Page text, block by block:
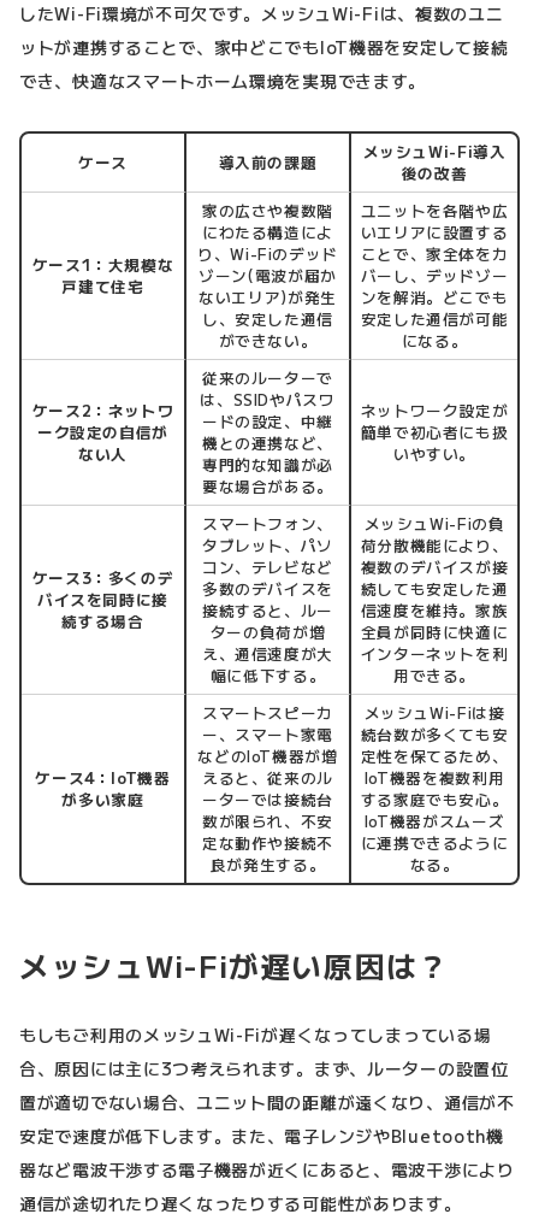
したWi-Fi環境が不可欠です。メッシュWi-Fiは、複数のユニ
ットが連携することで、家中どこでもIoT機器を安定して接続
でき、快適なスマートホーム環境を実現できます。
ケース 導入前の課題
メッシュWi-Fi導入
後の改善
ケース1：大規模な
戸建て住宅
家の広さや複数階
にわたる構造によ
り、Wi-Fiのデッド
ゾーン(電波が届か
ないエリア)が発生
し、安定した通信
ができない。
ユニットを各階や広
いエリアに設置する
ことで、家全体をカ
バーし、デッドゾー
ンを解消。どこでも
安定した通信が可能
になる。
ケース2：ネットワ
ーク設定の自信が
ない人
従来のルーターで
は、SSIDやパスワ
ードの設定、中継
機との連携など、
専門的な知識が必
要な場合がある。
ネットワーク設定が
簡単で初心者にも扱
いやすい。
ケース3：多くのデ
バイスを同時に接
続する場合
スマートフォン、
タブレット、パソ
コン、テレビなど
多数のデバイスを
接続すると、ルー
ターの負荷が増
え、通信速度が大
幅に低下する。
メッシュWi-Fiの負
荷分散機能により、
複数のデバイスが接
続しても安定した通
信速度を維持。家族
全員が同時に快適に
インターネットを利
用できる。
ケース4：IoT機器
が多い家庭
スマートスピーカ
ー、スマート家電
などのIoT機器が増
えると、従来のル
ーターでは接続台
数が限られ、不安
定な動作や接続不
良が発生する。
メッシュWi-Fiは接
続台数が多くても安
定性を保てるため、
IoT機器を複数利用
する家庭でも安心。
IoT機器がスムーズ
に連携できるように
なる。
メッシュWi-Fiが遅い原因は？
もしもご利用のメッシュWi-Fiが遅くなってしまっている場
合、原因には主に3つ考えられます。まず、ルーターの設置位
置が適切でない場合、ユニット間の距離が遠くなり、通信が不
安定で速度が低下します。また、電子レンジやBluetooth機
器など電波干渉する電子機器が近くにあると、電波干渉により
通信が途切れたり遅くなったりする可能性があります。